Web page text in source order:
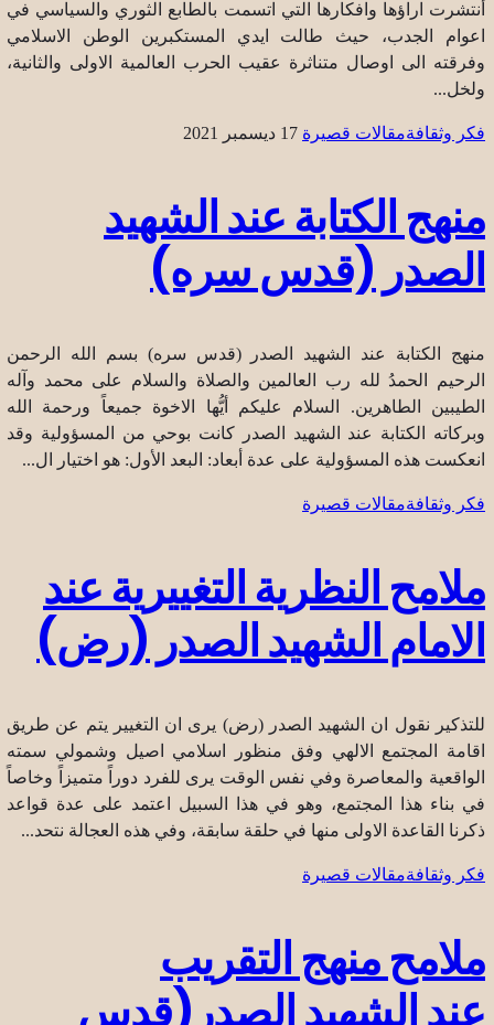
أنتشرت اراؤها وافكارها التي اتسمت بالطابع الثوري والسياسي في
اعوام الجدب، حيث طالت ايدي المستكبرين الوطن الاسلامي
وفرقته الى اوصال متناثرة عقيب الحرب العالمية الاولى والثانية،
ولخل...
فكر وثقافةمقالات قصيرة 17 ديسمبر 2021
منهج الكتابة عند الشهيد
الصدر (قدس سره)
منهج الكتابة عند الشهيد الصدر (قدس سره) بسم الله الرحمن
الرحيم الحمدُ لله رب العالمين والصلاة والسلام على محمد وآله
الطيبين الطاهرين. السلام عليكم أيُّها الاخوة جميعاً ورحمة الله
وبركاته الكتابة عند الشهيد الصدر كانت بوحي من المسؤولية وقد
انعكست هذه المسؤولية على عدة أبعاد: البعد الأول: هو اختيار ال...
فكر وثقافةمقالات قصيرة
ملامح النظرية التغييرية عند
الامام الشهيد الصدر (رض)
للتذكير نقول ان الشهيد الصدر (رض) يرى ان التغيير يتم عن طريق
اقامة المجتمع الالهي وفق منظور اسلامي اصيل وشمولي سمته
الواقعية والمعاصرة وفي نفس الوقت يرى للفرد دوراً متميزاً وخاصاً
في بناء هذا المجتمع، وهو في هذا السبيل اعتمد على عدة قواعد
ذكرنا القاعدة الاولى منها في حلقة سابقة، وفي هذه العجالة نتحد...
فكر وثقافةمقالات قصيرة
ملامح منهج التقريب
عند الشهيد الصدر(قدس